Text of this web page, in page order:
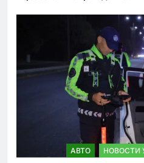
АВТО НОВОСТИ